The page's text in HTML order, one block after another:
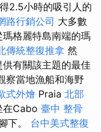
2.5小時的吸引人的
路行銷公司 大多數
格麗特島南端的瑪
傳統整復推拿 然
有關該主題的最佳
察當地漁船和海野
式外燴 Praia 北部
在Cabo 臺中 整骨
下。 台中美式整復